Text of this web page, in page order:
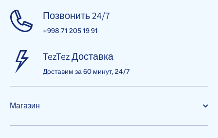
Позвонить 24/7
+998 71 205 19 91
TezTez Доставка
Доставим за 60 минут, 24/7
Магазин